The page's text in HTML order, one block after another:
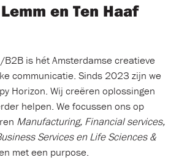
en Ten Haaf
B2B is hét Amsterdamse creatieve
communicatie. Sinds 2023 zijn we
Horizon. Wij creëren oplossingen
helpen. We focussen ons op
Manufacturing, Financial services,
Services en Life Sciences &
met een purpose.